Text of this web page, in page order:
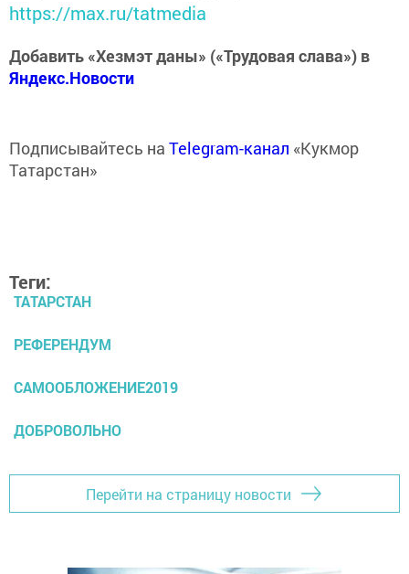
https://max.ru/tatmedia
Добавить «Хезмэт даны» («Трудовая слава») в
Яндекс.Новости
Подписывайтесь на Telegram-канал «Кукмор
Татарстан»
Теги:
ТАТАРСТАН
РЕФЕРЕНДУМ
САМООБЛОЖЕНИЕ2019
ДОБРОВОЛЬНО
Перейти на страницу новости